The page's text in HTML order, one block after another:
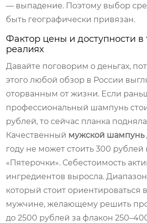
— выпадение. Поэтому выбор
быть географически привязан.
Фактор цены и доступности в
реалиях
Давайте поговорим о деньгах,
этого любой обзор в России
оторванным от жизни. Если
профессиональный шампунь
рублей, то сейчас планка
Качественный мужской шампунь
году не может стоить 300 рублей
«Пятерочки». Себестоимость
ингредиентов выросла.
который стоит ориентироваться
мужчине, желающему решить
до 2500 рублей за флакон